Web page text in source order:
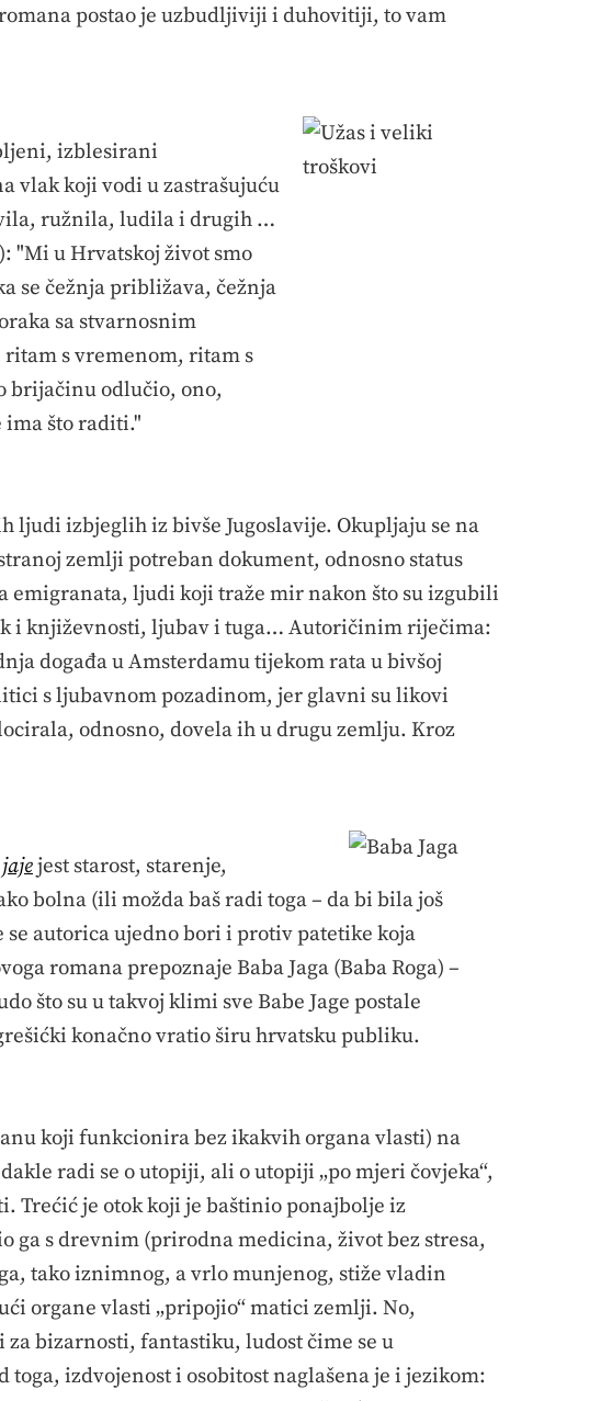
postao je uzbudljiviji i duhovitiji, to vam
izblesirani
vlak koji vodi u zastrašujuću
ružnila, ludila i drugih …
"Mi u Hrvatskoj život smo
se čežnja približava, čežnja
sa stvarnosnim
ritam s vremenom, ritam s
brijačinu odlučio, ono,
što raditi."
ljudi izbjeglih iz bivše Jugoslavije. Okupljaju se na
zemlji potreban dokument, odnosno status
emigranata, ljudi koji traže mir nakon što su izgubili
i književnosti, ljubav i tuga… Autoričinim riječima:
događa u Amsterdamu tijekom rata u bivšoj
s ljubavnom pozadinom, jer glavni su likovi
odnosno, dovela ih u drugu zemlju. Kroz
jest starost, starenje,
bolna (ili možda baš radi toga – da bi bila još
autorica ujedno bori i protiv patetike koja
romana prepoznaje Baba Jaga (Baba Roga) –
što su u takvoj klimi sve Babe Jage postale
konačno vratio širu hrvatsku publiku.
koji funkcionira bez ikakvih organa vlasti) na
radi se o utopiji, ali o utopiji „po mjeri čovjeka“,
Trećić je otok koji je baštinio ponajbolje iz
ga s drevnim (prirodna medicina, život bez stresa,
tako iznimnog, a vrlo munjenog, stiže vladin
organe vlasti „pripojio“ matici zemlji. No,
bizarnosti, fantastiku, ludost čime se u
izdvojenost i osobitost naglašena je i jezikom: